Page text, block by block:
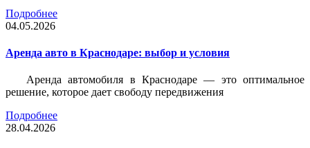
Подробнее
04.05.2026
Аренда авто в Краснодаре: выбор и условия
Аренда автомобиля в Краснодаре — это оптимальное
решение, которое дает свободу передвижения
Подробнее
28.04.2026